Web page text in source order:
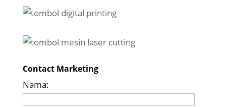
Contact Marketing
Nama: